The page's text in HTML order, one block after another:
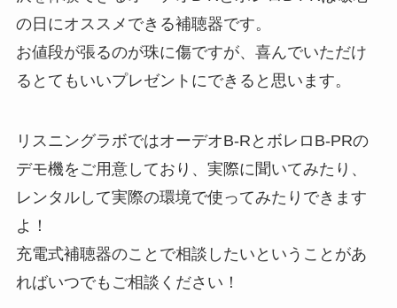
の日にオススメできる補聴器です。
お値段が張るのが珠に傷ですが、喜んでいただけ
るとてもいいプレゼントにできると思います。
リスニングラボではオーデオB-RとボレロB-PRの
デモ機をご用意しており、実際に聞いてみたり、
レンタルして実際の環境で使ってみたりできます
よ！
充電式補聴器のことで相談したいということがあ
ればいつでもご相談ください！